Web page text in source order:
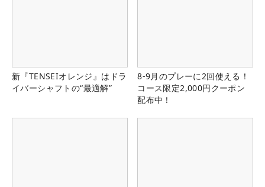
新『TENSEIオレンジ』はドラ
イバーシャフトの“最適解”
8-9月のプレーに2回使える！
コース限定2,000円クーポン
配布中！